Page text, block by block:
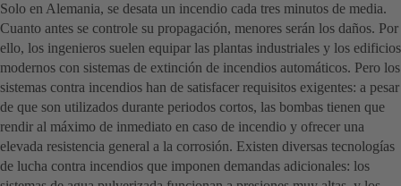
Solo en Alemania, se desata un incendio cada tres minutos de media.
Cuanto antes se controle su propagación, menores serán los daños. Por
ello, los ingenieros suelen equipar las plantas industriales y los edificios
modernos con sistemas de extinción de incendios automáticos. Pero los
sistemas contra incendios han de satisfacer requisitos exigentes: a pesar
de que son utilizados durante periodos cortos, las bombas tienen que
rendir al máximo de inmediato en caso de incendio y ofrecer una
elevada resistencia general a la corrosión. Existen diversas tecnologías
de lucha contra incendios que imponen demandas adicionales: los